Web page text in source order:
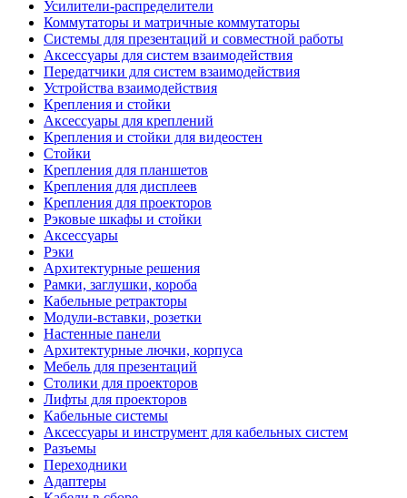
Усилители-распределители
Коммутаторы и матричные коммутаторы
Системы для презентаций и совместной работы
Аксессуары для систем взаимодействия
Передатчики для систем взаимодействия
Устройства взаимодействия
Крепления и стойки
Аксессуары для креплений
Крепления и стойки для видеостен
Стойки
Крепления для планшетов
Крепления для дисплеев
Крепления для проекторов
Рэковые шкафы и стойки
Аксессуары
Рэки
Архитектурные решения
Рамки, заглушки, короба
Кабельные ретракторы
Модули-вставки, розетки
Настенные панели
Архитектурные лючки, корпуса
Мебель для презентаций
Столики для проекторов
Лифты для проекторов
Кабельные системы
Аксессуары и инструмент для кабельных систем
Разъемы
Переходники
Адаптеры